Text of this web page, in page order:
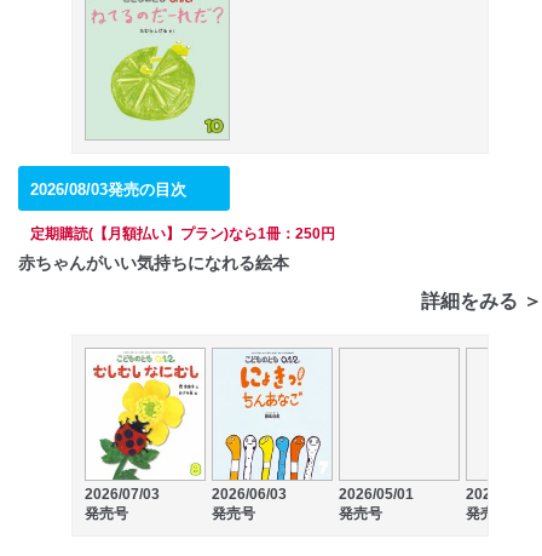
2026/08/03発売の目次
定期購読(【月額払い】プラン)なら1冊：250円
赤ちゃんがいい気持ちになれる絵本
詳細をみる ＞
2026/07/03
発売号
2026/06/03
発売号
2026/05/01
発売号
2026/04/03
発売号